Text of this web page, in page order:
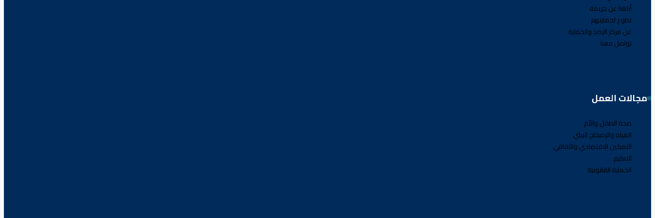
أبلغنا عن جريمة
تطوع لحمايتهم
عن مركز الرصد والحماية
تواصل معنا
مجالات العمل
صحة الطفل والأم
المياه والإصحاح البيئي
التمكين الاقتصادي والثقافي
التعليم
الحماية القانونية